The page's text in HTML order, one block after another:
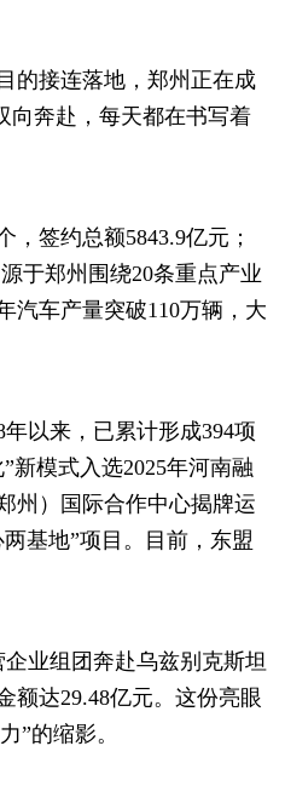
接连落地，郑州正在成
向奔赴，每天都在书写着
签约总额5843.9亿元；
于郑州围绕20条重点产业
汽车产量突破110万辆，大
以来，已累计形成394项
新模式入选2025年河南融
州）国际合作中心揭牌运
基地”项目。目前，东盟
业组团奔赴乌兹别克斯坦
额达29.48亿元。这份亮眼
”的缩影。